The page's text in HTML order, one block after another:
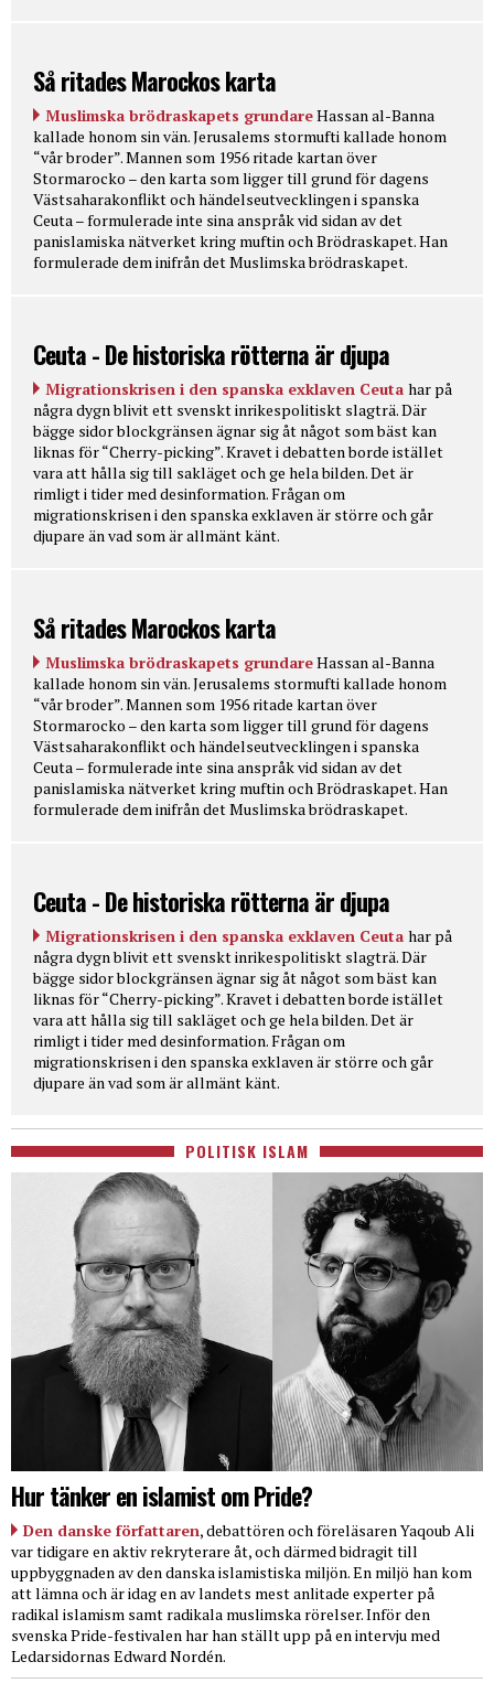
Så ritades Marockos karta
Muslimska brödraskapets grundareHassan al-Banna
kallade honom sin vän. Jerusalems stormufti kallade honom
“vår broder”. Mannen som 1956 ritade kartan över
Stormarocko – den karta som ligger till grund för dagens
Västsaharakonflikt och händelseutvecklingen i spanska
Ceuta – formulerade inte sina anspråk vid sidan av det
panislamiska nätverket kring muftin och Brödraskapet. Han
formulerade dem inifrån det Muslimska brödraskapet.
Ceuta - De historiska rötterna är djupa
Migrationskrisen i den spanska exklaven Ceuta har på
några dygn blivit ett svenskt inrikespolitiskt slagträ. Där
bägge sidor blockgränsen ägnar sig åt något som bäst kan
liknas för “Cherry-picking”. Kravet i debatten borde istället
vara att hålla sig till sakläget och ge hela bilden. Det är
rimligt i tider med desinformation. Frågan om
migrationskrisen i den spanska exklaven är större och går
djupare än vad som är allmänt känt.
Så ritades Marockos karta
Muslimska brödraskapets grundareHassan al-Banna
kallade honom sin vän. Jerusalems stormufti kallade honom
“vår broder”. Mannen som 1956 ritade kartan över
Stormarocko – den karta som ligger till grund för dagens
Västsaharakonflikt och händelseutvecklingen i spanska
Ceuta – formulerade inte sina anspråk vid sidan av det
panislamiska nätverket kring muftin och Brödraskapet. Han
formulerade dem inifrån det Muslimska brödraskapet.
Ceuta - De historiska rötterna är djupa
Migrationskrisen i den spanska exklaven Ceuta har på
några dygn blivit ett svenskt inrikespolitiskt slagträ. Där
bägge sidor blockgränsen ägnar sig åt något som bäst kan
liknas för “Cherry-picking”. Kravet i debatten borde istället
vara att hålla sig till sakläget och ge hela bilden. Det är
rimligt i tider med desinformation. Frågan om
migrationskrisen i den spanska exklaven är större och går
djupare än vad som är allmänt känt.
POLITISK ISLAM
Hur tänker en islamist om Pride?
Den danske författaren, debattören och föreläsaren Yaqoub Ali
var tidigare en aktiv rekryterare åt, och därmed bidragit till
uppbyggnaden av den danska islamistiska miljön. En miljö han kom
att lämna och är idag en av landets mest anlitade experter på
radikal islamism samt radikala muslimska rörelser. Inför den
svenska Pride-festivalen har han ställt upp på en intervju med
Ledarsidornas Edward Nordén.